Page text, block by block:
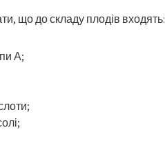
що до складу плодів входять:
А;